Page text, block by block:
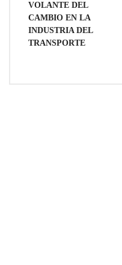
entradas
VOLANTE DEL
CAMBIO EN LA
INDUSTRIA DEL
TRANSPORTE